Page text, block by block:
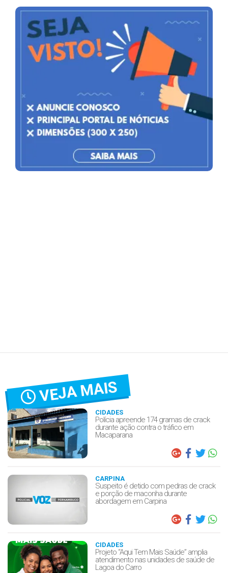
VEJA MAIS
CIDADES
Polícia apreende 174 gramas de crack
durante ação contra o tráfico em
Macaparana
CARPINA
Suspeito é detido com pedras de crack
e porção de maconha durante
abordagem em Carpina
CIDADES
Projeto “Aqui Tem Mais Saúde” amplia
atendimento nas unidades de saúde de
Lagoa do Carro